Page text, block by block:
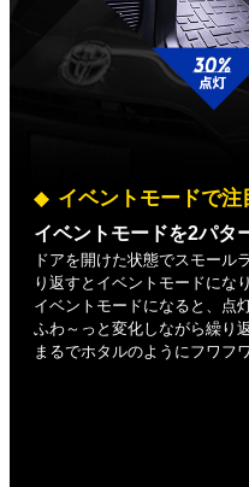
イベントモードで注
イベントモードを2パタ
ドアを開けた状態でスモール
り返すとイベントモードにな
イベントモードになると、点
ふわ～っと変化しながら繰り
まるでホタルのようにフワフ